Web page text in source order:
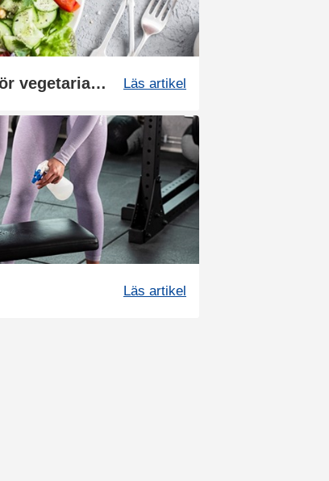
Vitaminer och mineraler för vegetarianer och veganer Läs artikel
Läs artikel